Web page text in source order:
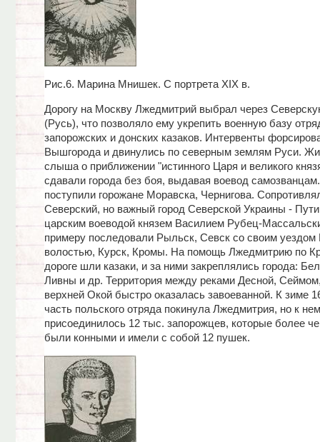
Рис.6. Марина Мнишек. С портрета XIX в.
Дорогу на Москву Лжедмитрий выбрал через
(Русь), что позволяло ему укрепить военную базу
запорожских и донских казаков. Интервенты
Вышгорода и двинулись по северным землям Руси.
слыша о приближении "истинного Царя и великого
сдавали города без боя, выдавая воевод
поступили горожане Моравска, Чернигова.
Северский, но важный город Северской Украины -
царским воеводой князем Василием Рубец-
примеру последовали Рыльск, Севск со своим уездом
волостью, Курск, Кромы. На помощь Лжедмитрию по
дороге шли казаки, и за ними закреплялись города:
Ливны и др. Территория между реками Десной,
верхней Окой быстро оказалась завоеванной. К зиме
часть польского отряда покинула Лжедмитрия, но к
присоединилось 12 тыс. запорожцев, которые более
были конными и имели с собой 12 пушек.